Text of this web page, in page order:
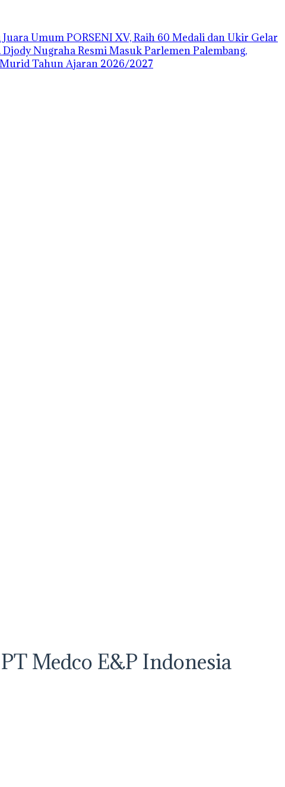
Umum PORSENI XV, Raih 60 Medali dan Ukir Gelar
Djody Nugraha Resmi Masuk Parlemen Palembang,
Tahun Ajaran 2026/2027
Medco E&P Indonesia